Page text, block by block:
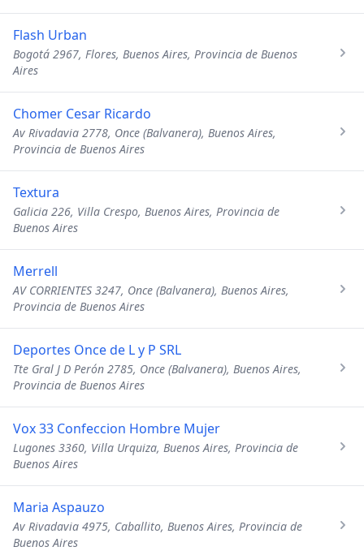
Flash Urban
Bogotá 2967, Flores, Buenos Aires, Provincia de Buenos
Aires
Chomer Cesar Ricardo
Av Rivadavia 2778, Once (Balvanera), Buenos Aires,
Provincia de Buenos Aires
Textura
Galicia 226, Villa Crespo, Buenos Aires, Provincia de
Buenos Aires
Merrell
AV CORRIENTES 3247, Once (Balvanera), Buenos Aires,
Provincia de Buenos Aires
Deportes Once de L y P SRL
Tte Gral J D Perón 2785, Once (Balvanera), Buenos Aires,
Provincia de Buenos Aires
Vox 33 Confeccion Hombre Mujer
Lugones 3360, Villa Urquiza, Buenos Aires, Provincia de
Buenos Aires
Maria Aspauzo
Av Rivadavia 4975, Caballito, Buenos Aires, Provincia de
Buenos Aires